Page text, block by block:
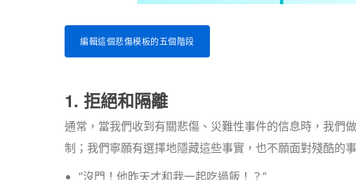
編輯這個悲傷模板的五個階段
1. 拒絕和隔離
通常，當我們收到有關悲傷、災難性事件的信息時，我們
制；我們寧願有選擇地隱藏這些事實，也不願面對殘酷的
“沒門！他昨天才和我一起吃過飯！？”